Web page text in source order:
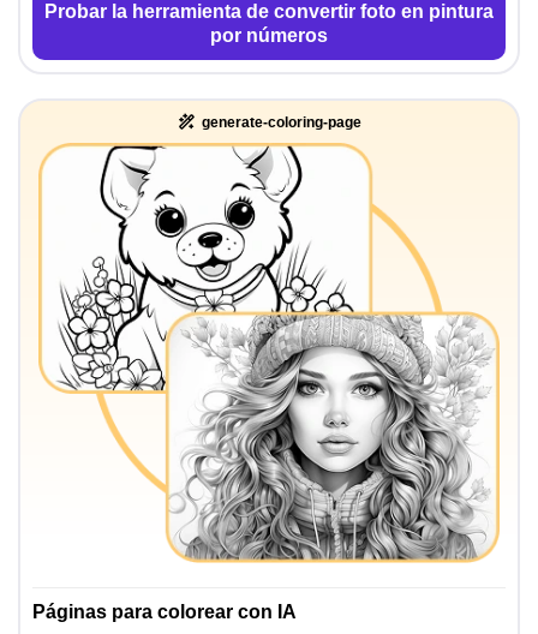
Probar la herramienta de convertir foto en pintura
por números
generate-coloring-page
Páginas para colorear con IA